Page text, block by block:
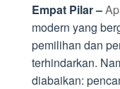
Empat Pilar –
modern yang
pemilihan dan
terhindarkan.
diabaikan: